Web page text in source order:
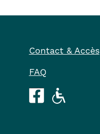
Contact & Accès
FAQ